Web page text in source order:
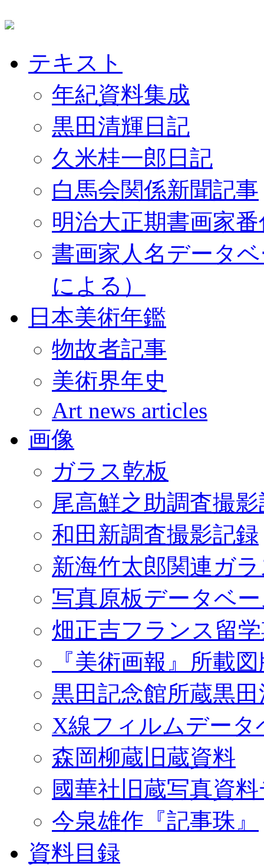
テキスト
年紀資料集成
黒田清輝日記
久米桂一郎日記
白馬会関係新聞記事
明治大正期書画家
書画家人名データ
による）
日本美術年鑑
物故者記事
美術界年史
Art news articles
画像
ガラス乾板
尾高鮮之助調査撮
和田新調査撮影記録
新海竹太郎関連ガ
写真原板データベ
畑正吉フランス留
『美術画報』所載
黒田記念館所蔵黒
X線フィルムデータ
森岡柳蔵旧蔵資料
國華社旧蔵写真資
今泉雄作『記事珠』
資料目録